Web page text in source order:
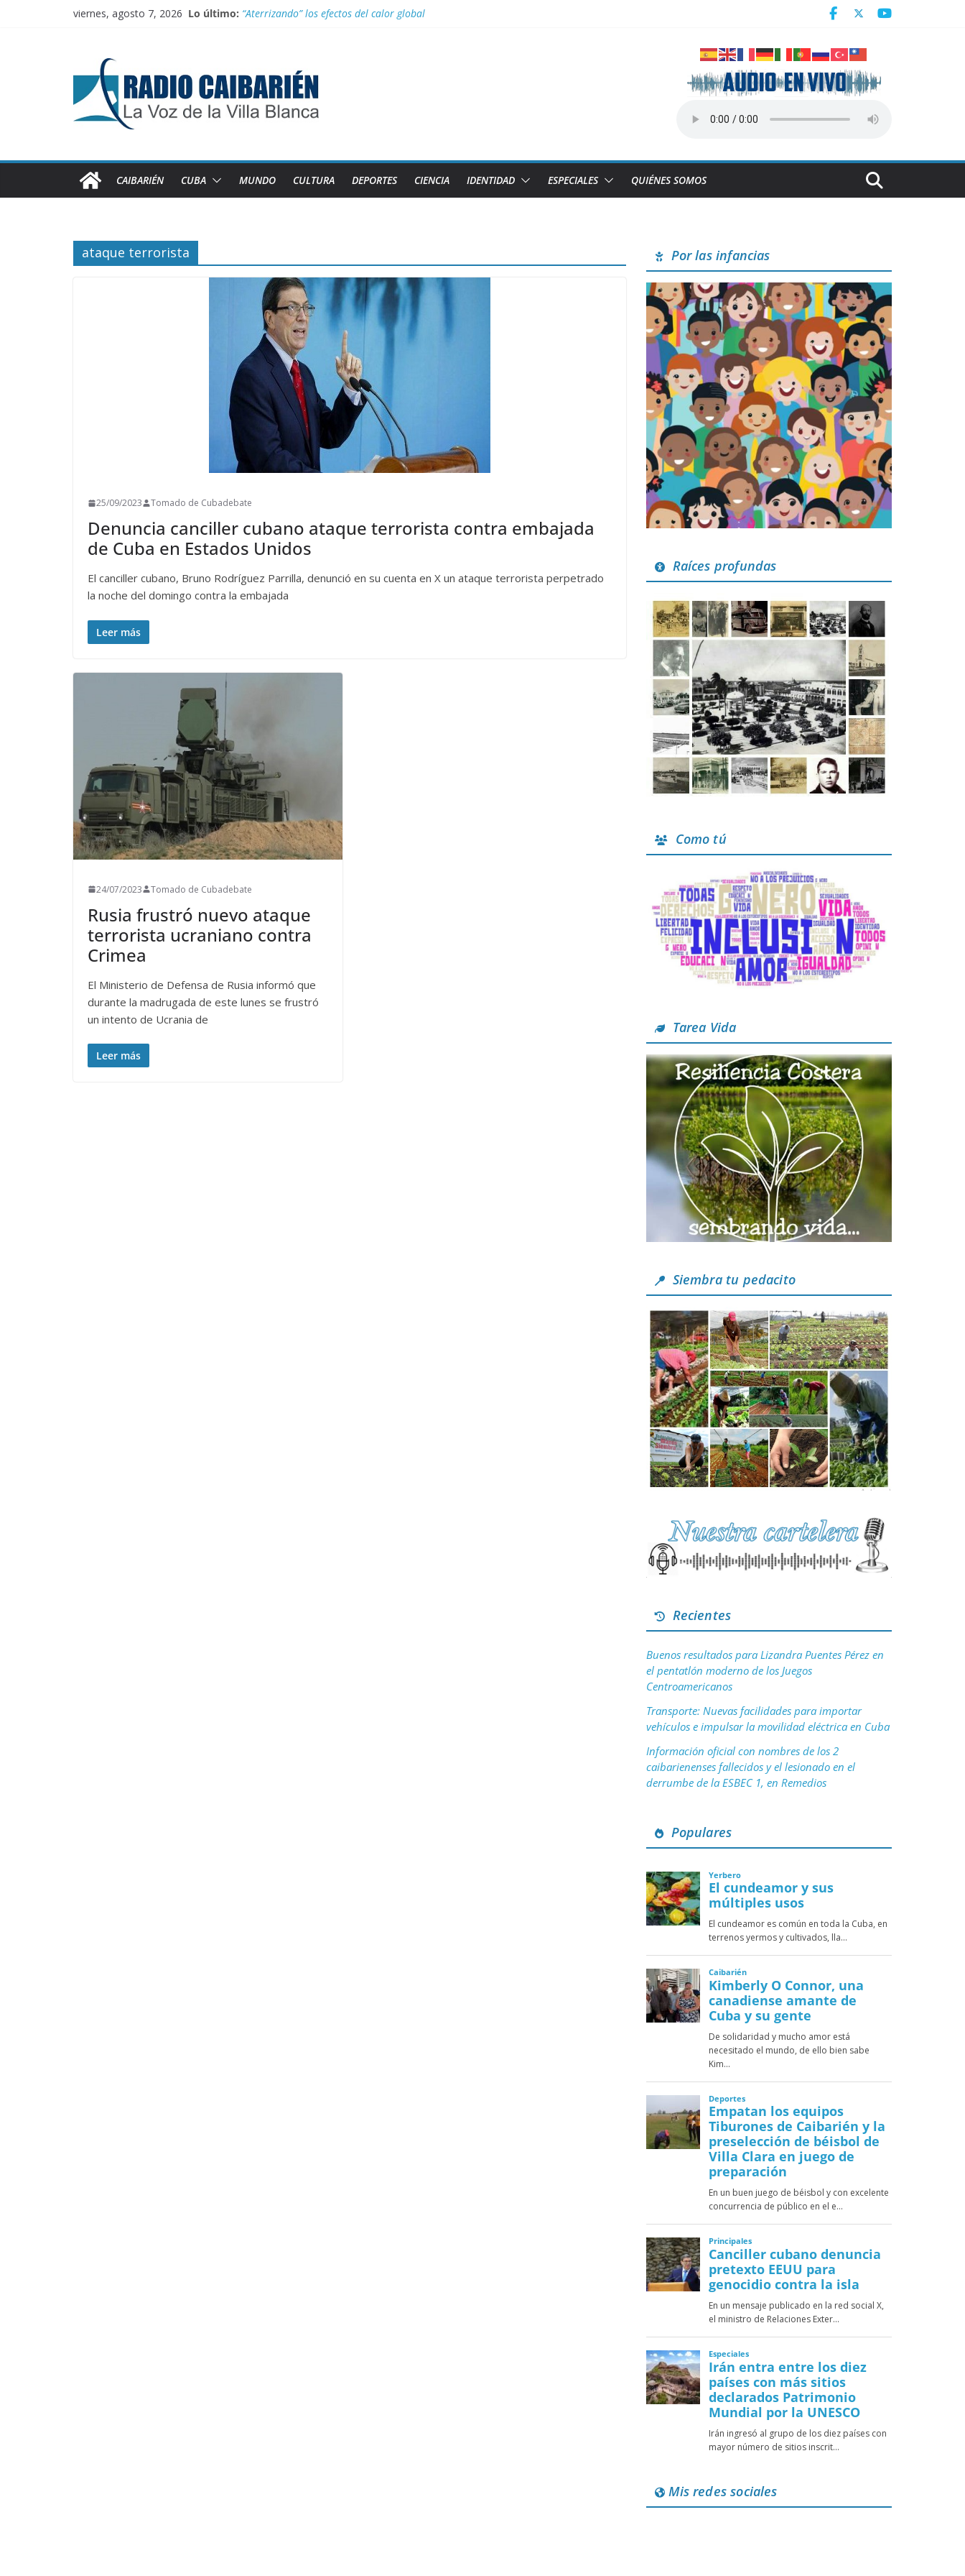
viernes, agosto 7, 2026 Lo último: “Aterrizando” los efectos del calor global
Información oficial con nombres de los 2 caibarienenses fallecidos y el lesionado en el derrumbe de la ESBEC 1, en Remedios
Irán entra entre los diez países con más sitios declarados Patrimonio Mundial por la UNESCO
CAIBARIÉN CUBA MUNDO CULTURA DEPORTES CIENCIA IDENTIDAD ESPECIALES QUIÉNES SOMOS
ataque terrorista
25/09/2023 Tomado de Cubadebate
Denuncia canciller cubano ataque terrorista contra embajada
de Cuba en Estados Unidos
El canciller cubano, Bruno Rodríguez Parrilla, denunció en su cuenta en X un ataque terrorista perpetrado
la noche del domingo contra la embajada
Leer más
24/07/2023 Tomado de Cubadebate
Rusia frustró nuevo ataque
terrorista ucraniano contra
Crimea
El Ministerio de Defensa de Rusia informó que
durante la madrugada de este lunes se frustró
un intento de Ucrania de
Leer más
Por las infancias
Raíces profundas
Como tú
Tarea Vida
Siembra tu pedacito
Recientes
Buenos resultados para Lizandra Puentes Pérez en
el pentatlón moderno de los Juegos
Centroamericanos
Transporte: Nuevas facilidades para importar
vehículos e impulsar la movilidad eléctrica en Cuba
Información oficial con nombres de los 2
caibarienenses fallecidos y el lesionado en el
derrumbe de la ESBEC 1, en Remedios
Populares
Mis redes sociales